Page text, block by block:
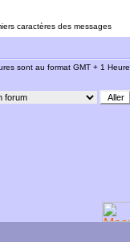
caractères des messages
sont au format GMT + 1 Heure